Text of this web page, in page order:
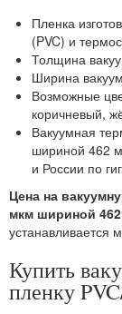
Пленка
(PVC) и
Толщина
Ширина
Возможные
коричневый,
Вакуумная
шириной 462
и России по
Цена на
мкм шириной
устанавливается
Купить
пленку